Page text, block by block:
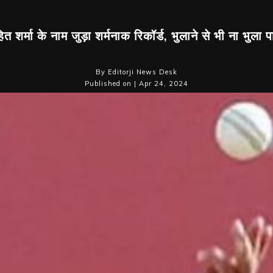
शर्मा के नाम जुड़ा शर्मनाक रिकॉर्ड, भुलाने से भी ना भुला
By Editorji News Desk
Published on | Apr 24, 2024